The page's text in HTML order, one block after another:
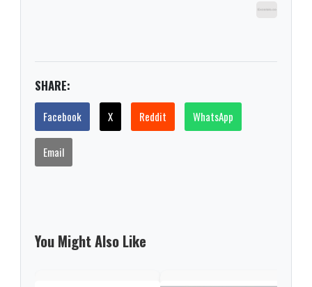
SHARE:
Facebook X Reddit WhatsApp
Email
You Might Also Like